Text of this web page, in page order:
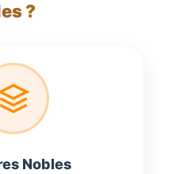
?
Nobles